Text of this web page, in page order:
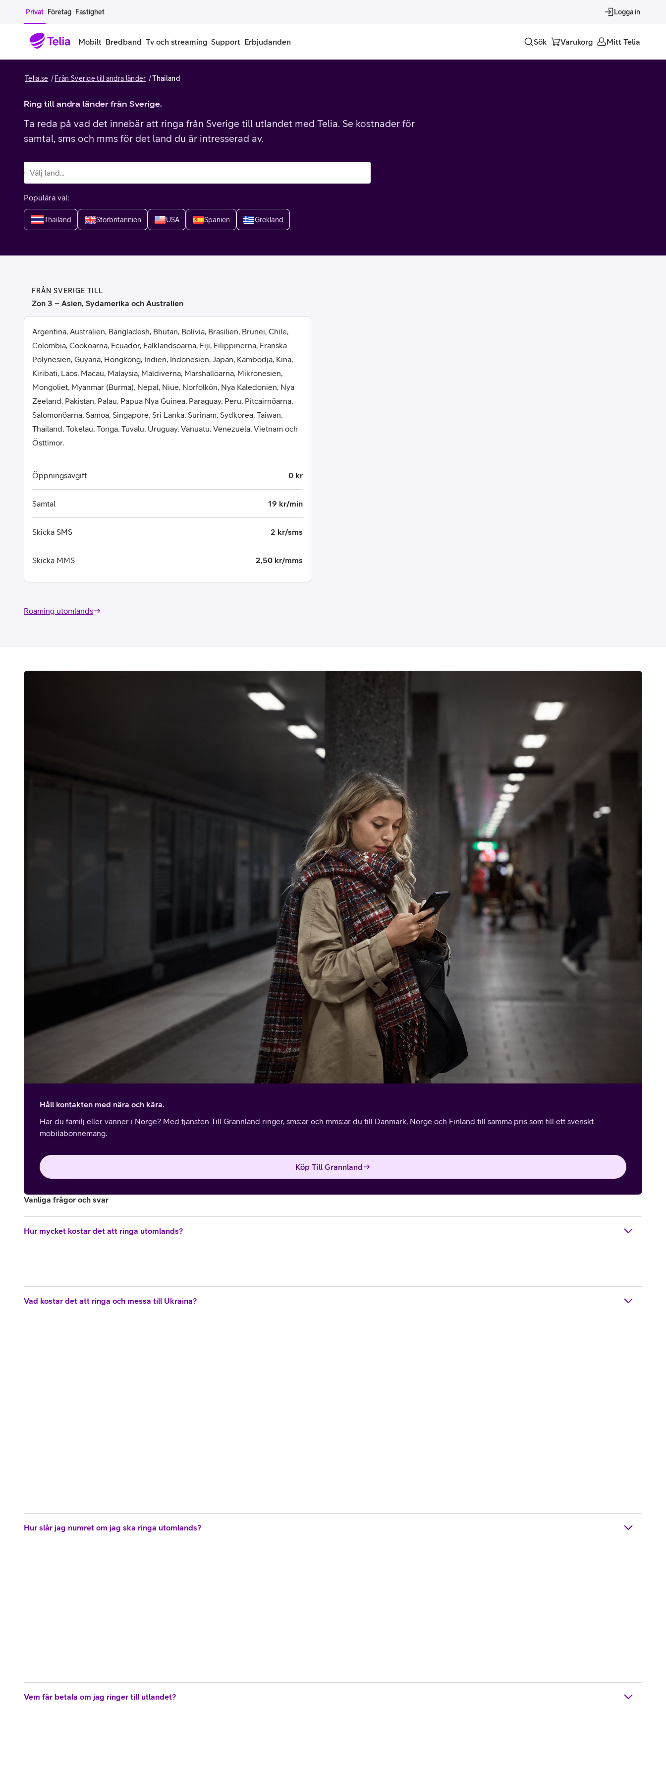
Gå till sidans innehåll
Privat Företag Fastighet Logga in
Mobilt
Mobiltelefoner
iPhone
Samsung Galaxy
Alla mobiltelefoner
Begagnade mobiltelefoner
Billiga mobiltelefoner
Hörlurar
Familjeabonnemang Ladda kontantkort
Apple Watch
Samsung Galaxy Watch
Alla smartwatches
4G/5G Surfplattor
Wifi Surfplattor
Tillbehör
Bredband Tv och streaming Support Erbjudanden Sök Varukorg Mitt Telia
Telia.se Från Sverige till andra länder Thailand
Ring till andra länder från Sverige.
Ta reda på vad det innebär att ringa från Sverige till utlandet med Telia. Se kostnader för
samtal, sms och mms för det land du är intresserad av.
Populära val:
Thailand Storbritannien USA Spanien Grekland
FRÅN SVERIGE TILL
Zon 3 – Asien, Sydamerika och Australien
Argentina, Australien, Bangladesh, Bhutan, Bolivia, Brasilien, Brunei, Chile,
Colombia, Cooköarna, Ecuador, Falklandsöarna, Fiji, Filippinerna, Franska
Polynesien, Guyana, Hongkong, Indien, Indonesien, Japan, Kambodja, Kina,
Kiribati, Laos, Macau, Malaysia, Maldiverna, Marshallöarna, Mikronesien,
Mongoliet, Myanmar (Burma), Nepal, Niue, Norfolkön, Nya Kaledonien, Nya
Zeeland, Pakistan, Palau, Papua Nya Guinea, Paraguay, Peru, Pitcairnöarna,
Salomonöarna, Samoa, Singapore, Sri Lanka, Surinam, Sydkorea, Taiwan,
Thailand, Tokelau, Tonga, Tuvalu, Uruguay, Vanuatu, Venezuela, Vietnam och
Östtimor.
Öppningsavgift 0 kr
Samtal 19 kr/min
Skicka SMS 2 kr/sms
Skicka MMS 2,50 kr/mms
Roaming utomlands
Håll kontakten med nära och kära.
Har du familj eller vänner i Norge? Med tjänsten Till Grannland ringer, sms:ar och mms:ar du till Danmark, Norge och Finland till samma pris som till ett svenskt
mobilabonnemang.
Köp Till Grannland
Vanliga frågor och svar
Hur mycket kostar det att ringa utomlands?
Vad kostar det att ringa och messa till Ukraina?
Hur slår jag numret om jag ska ringa utomlands?
Vem får betala om jag ringer till utlandet?